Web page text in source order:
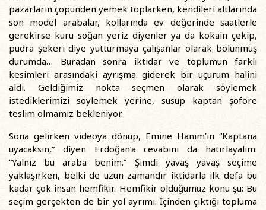
pazarların çöpünden yemek toplarken, kendileri altlarında
son model arabalar, kollarında ev değerinde saatlerle
gerekirse kuru soğan yeriz diyenler ya da kokain çekip,
pudra şekeri diye yutturmaya çalışanlar olarak bölünmüş
durumda… Buradan sonra iktidar ve toplumun farklı
kesimleri arasındaki ayrışma giderek bir uçurum halini
aldı. Geldiğimiz nokta seçmen olarak söylemek
istediklerimizi söylemek yerine, susup kaptan şoföre
teslim olmamız bekleniyor.
Sona gelirken videoya dönüp, Emine Hanım’ın “Kaptana
uyacaksın,” diyen Erdoğan’a cevabını da hatırlayalım:
“Yalnız bu araba benim.” Şimdi yavaş yavaş seçime
yaklaşırken, belki de uzun zamandır iktidarla ilk defa bu
kadar çok insan hemfikir. Hemfikir olduğumuz konu şu: Bu
seçim gerçekten de bir yol ayrımı. İçinden çıktığı topluma